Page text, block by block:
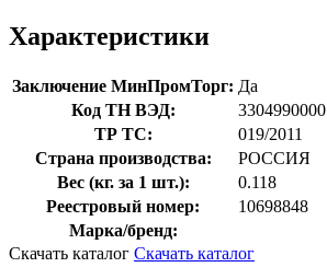
Характеристики
Заключение МинПромТорг: Да
Код ТН ВЭД:
3304990000
ТР ТС:
019/2011
Страна производства:
РОССИЯ
Вес (кг. за 1 шт.):
0.118
Реестровый номер:
10698848
Марка/бренд:
Скачать каталог Скачать каталог